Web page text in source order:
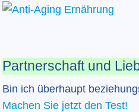
Partnerschaft und
Bin ich überhaupt
Machen Sie jetzt den Test!